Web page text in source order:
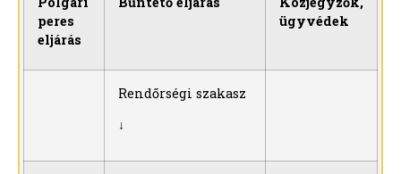
peres
eljárás
ügyvédek
Rendőrségi szakasz
↓